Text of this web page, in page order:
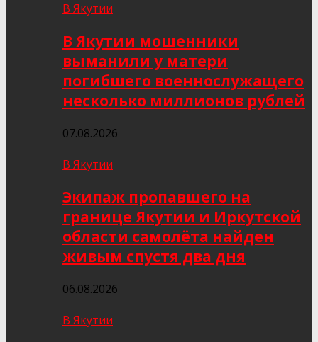
В Якутии
В Якутии мошенники
выманили у матери
погибшего военнослужащего
несколько миллионов рублей
07.08.2026
В Якутии
Экипаж пропавшего на
границе Якутии и Иркутской
области самолёта найден
живым спустя два дня
06.08.2026
В Якутии